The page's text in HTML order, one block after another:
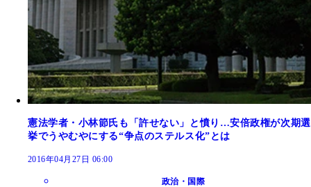
憲法学者・小林節氏も「許せない」と憤り…安倍政権が次期選
挙でうやむやにする“争点のステルス化”とは
2016年04月27日 06:00
政治・国際